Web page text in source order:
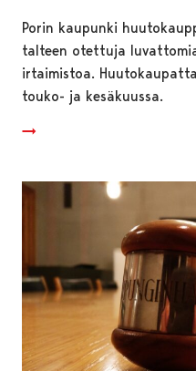
Porin kaupunki
talteen otettuja
irtaimistoa.
touko- ja kesäkuussa.